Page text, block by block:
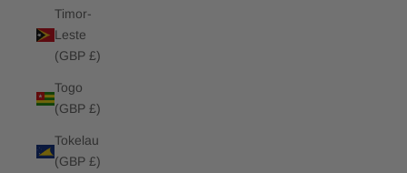
Timor-
Leste
(GBP £)
Togo
(GBP £)
Tokelau
(GBP £)